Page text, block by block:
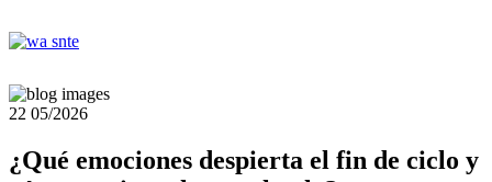
22 05/2026
¿Qué emociones despierta el fin de ciclo y